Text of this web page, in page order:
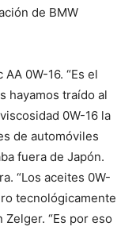
de BMW
0W-16. “Es el
hayamos traído al
0W-16 la
de automóviles
fuera de Japón.
“Los aceites 0W-
tecnológicamente
“Es por eso